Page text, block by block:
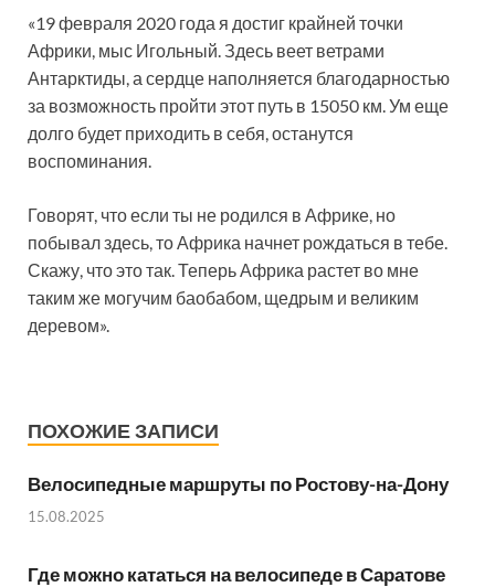
«19 февраля 2020 года я достиг крайней точки
Африки, мыс Игольный. Здесь веет ветрами
Антарктиды, а сердце наполняется благодарностью
за возможность пройти этот путь в 15050 км. Ум еще
долго будет приходить в себя, останутся
воспоминания.
Говорят, что если ты не родился в Африке, но
побывал здесь, то Африка начнет рождаться в тебе.
Скажу, что это так. Теперь Африка растет во мне
таким же могучим баобабом, щедрым и великим
деревом».
ПОХОЖИЕ ЗАПИСИ
Велосипедные маршруты по Ростову-на-Дону
15.08.2025
Где можно кататься на велосипеде в Саратове